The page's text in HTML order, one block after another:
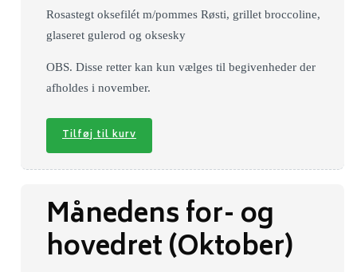
Rosastegt oksefilét m/pommes Røsti, grillet broccoline,
glaseret gulerod og oksesky
OBS. Disse retter kan kun vælges til begivenheder der
afholdes i november.
Tilføj til kurv
Månedens for- og
hovedret (Oktober)